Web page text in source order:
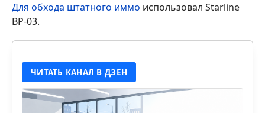
Для обхода штатного иммо использовал Starline
BP-03.
ЧИТАТЬ КАНАЛ В ДЗЕН